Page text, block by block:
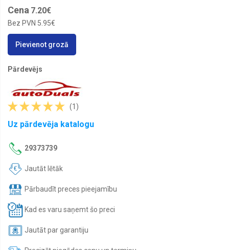
kopšana
Auto
lukturi
apgaismojums
Auto
bērniem
Auto
un
moto
Automašīnai
Bagāžas
nostiprināšanai
Baterijas
Blīvgumijas
un
paplākšņi
Bremžu
Cena 7.20€
Bez PVN 5.95€
Pievienot grozā
Pārdevējs
(1)
Uz pārdevēja katalogu
29373739
Jautāt lētāk
Pārbaudīt preces pieejamību
Kad es varu saņemt šo preci
Jautāt par garantiju